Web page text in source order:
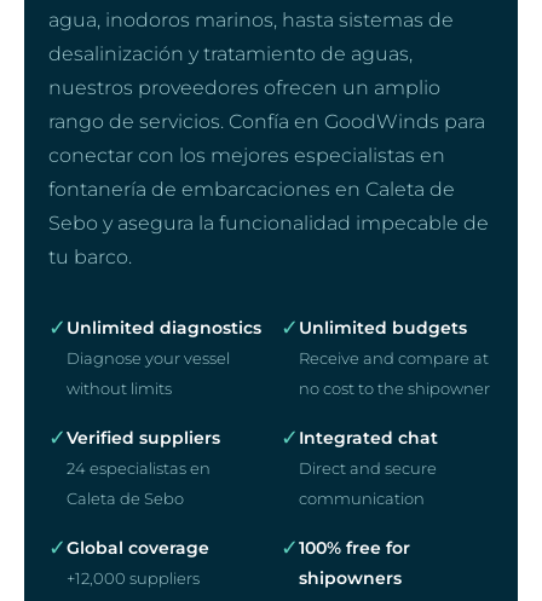
agua, inodoros marinos, hasta sistemas de
desalinización y tratamiento de aguas,
nuestros proveedores ofrecen un amplio
rango de servicios. Confía en GoodWinds para
conectar con los mejores especialistas en
fontanería de embarcaciones en Caleta de
Sebo y asegura la funcionalidad impecable de
tu barco.
✓ Unlimited diagnostics
Diagnose your vessel
without limits
✓ Unlimited budgets
Receive and compare at
no cost to the shipowner
✓Verified suppliers
24 especialistas en
Caleta de Sebo
✓ Integrated chat
Direct and secure
communication
✓Global coverage
+12,000 suppliers
✓100% free for
shipowners